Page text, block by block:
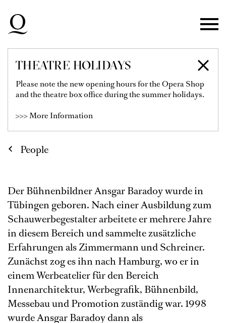
Skip to main navigation
Skip to footer
THEATRE HOLIDAYS
Please note the new opening hours for the Opera Shop
and the theatre box office during the summer holidays.
>>> More Information
ANSGAR BARADOY
People
Der Bühnenbildner Ansgar Baradoy wurde in
Tübingen geboren. Nach einer Ausbildung zum
Schauwerbegestalter arbeitete er mehrere Jahre
in diesem Bereich und sammelte zusätzliche
Erfahrungen als Zimmermann und Schreiner.
Zunächst zog es ihn nach Hamburg, wo er in
einem Werbeatelier für den Bereich
Innenarchitektur, Werbegrafik, Bühnenbild,
Messebau und Promotion zuständig war. 1998
wurde Ansgar Baradoy dann als